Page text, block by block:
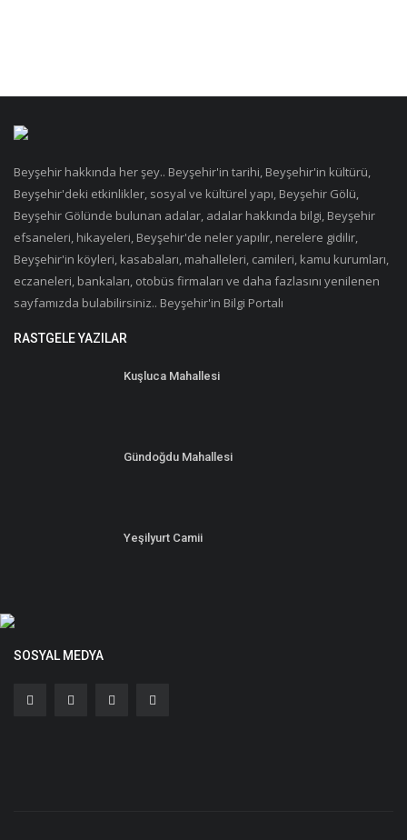
Beyşehir hakkında her şey.. Beyşehir'in tarihi, Beyşehir'in kültürü,
Beyşehir'deki etkinlikler, sosyal ve kültürel yapı, Beyşehir Gölü,
Beyşehir Gölünde bulunan adalar, adalar hakkında bilgi, Beyşehir
efsaneleri, hikayeleri, Beyşehir'de neler yapılır, nerelere gidilir,
Beyşehir'in köyleri, kasabaları, mahalleleri, camileri, kamu kurumları,
eczaneleri, bankaları, otobüs firmaları ve daha fazlasını yenilenen
sayfamızda bulabilirsiniz.. Beyşehir'in Bilgi Portalı
RASTGELE YAZILAR
Kuşluca Mahallesi
Gündoğdu Mahallesi
Yeşilyurt Camii
SOSYAL MEDYA